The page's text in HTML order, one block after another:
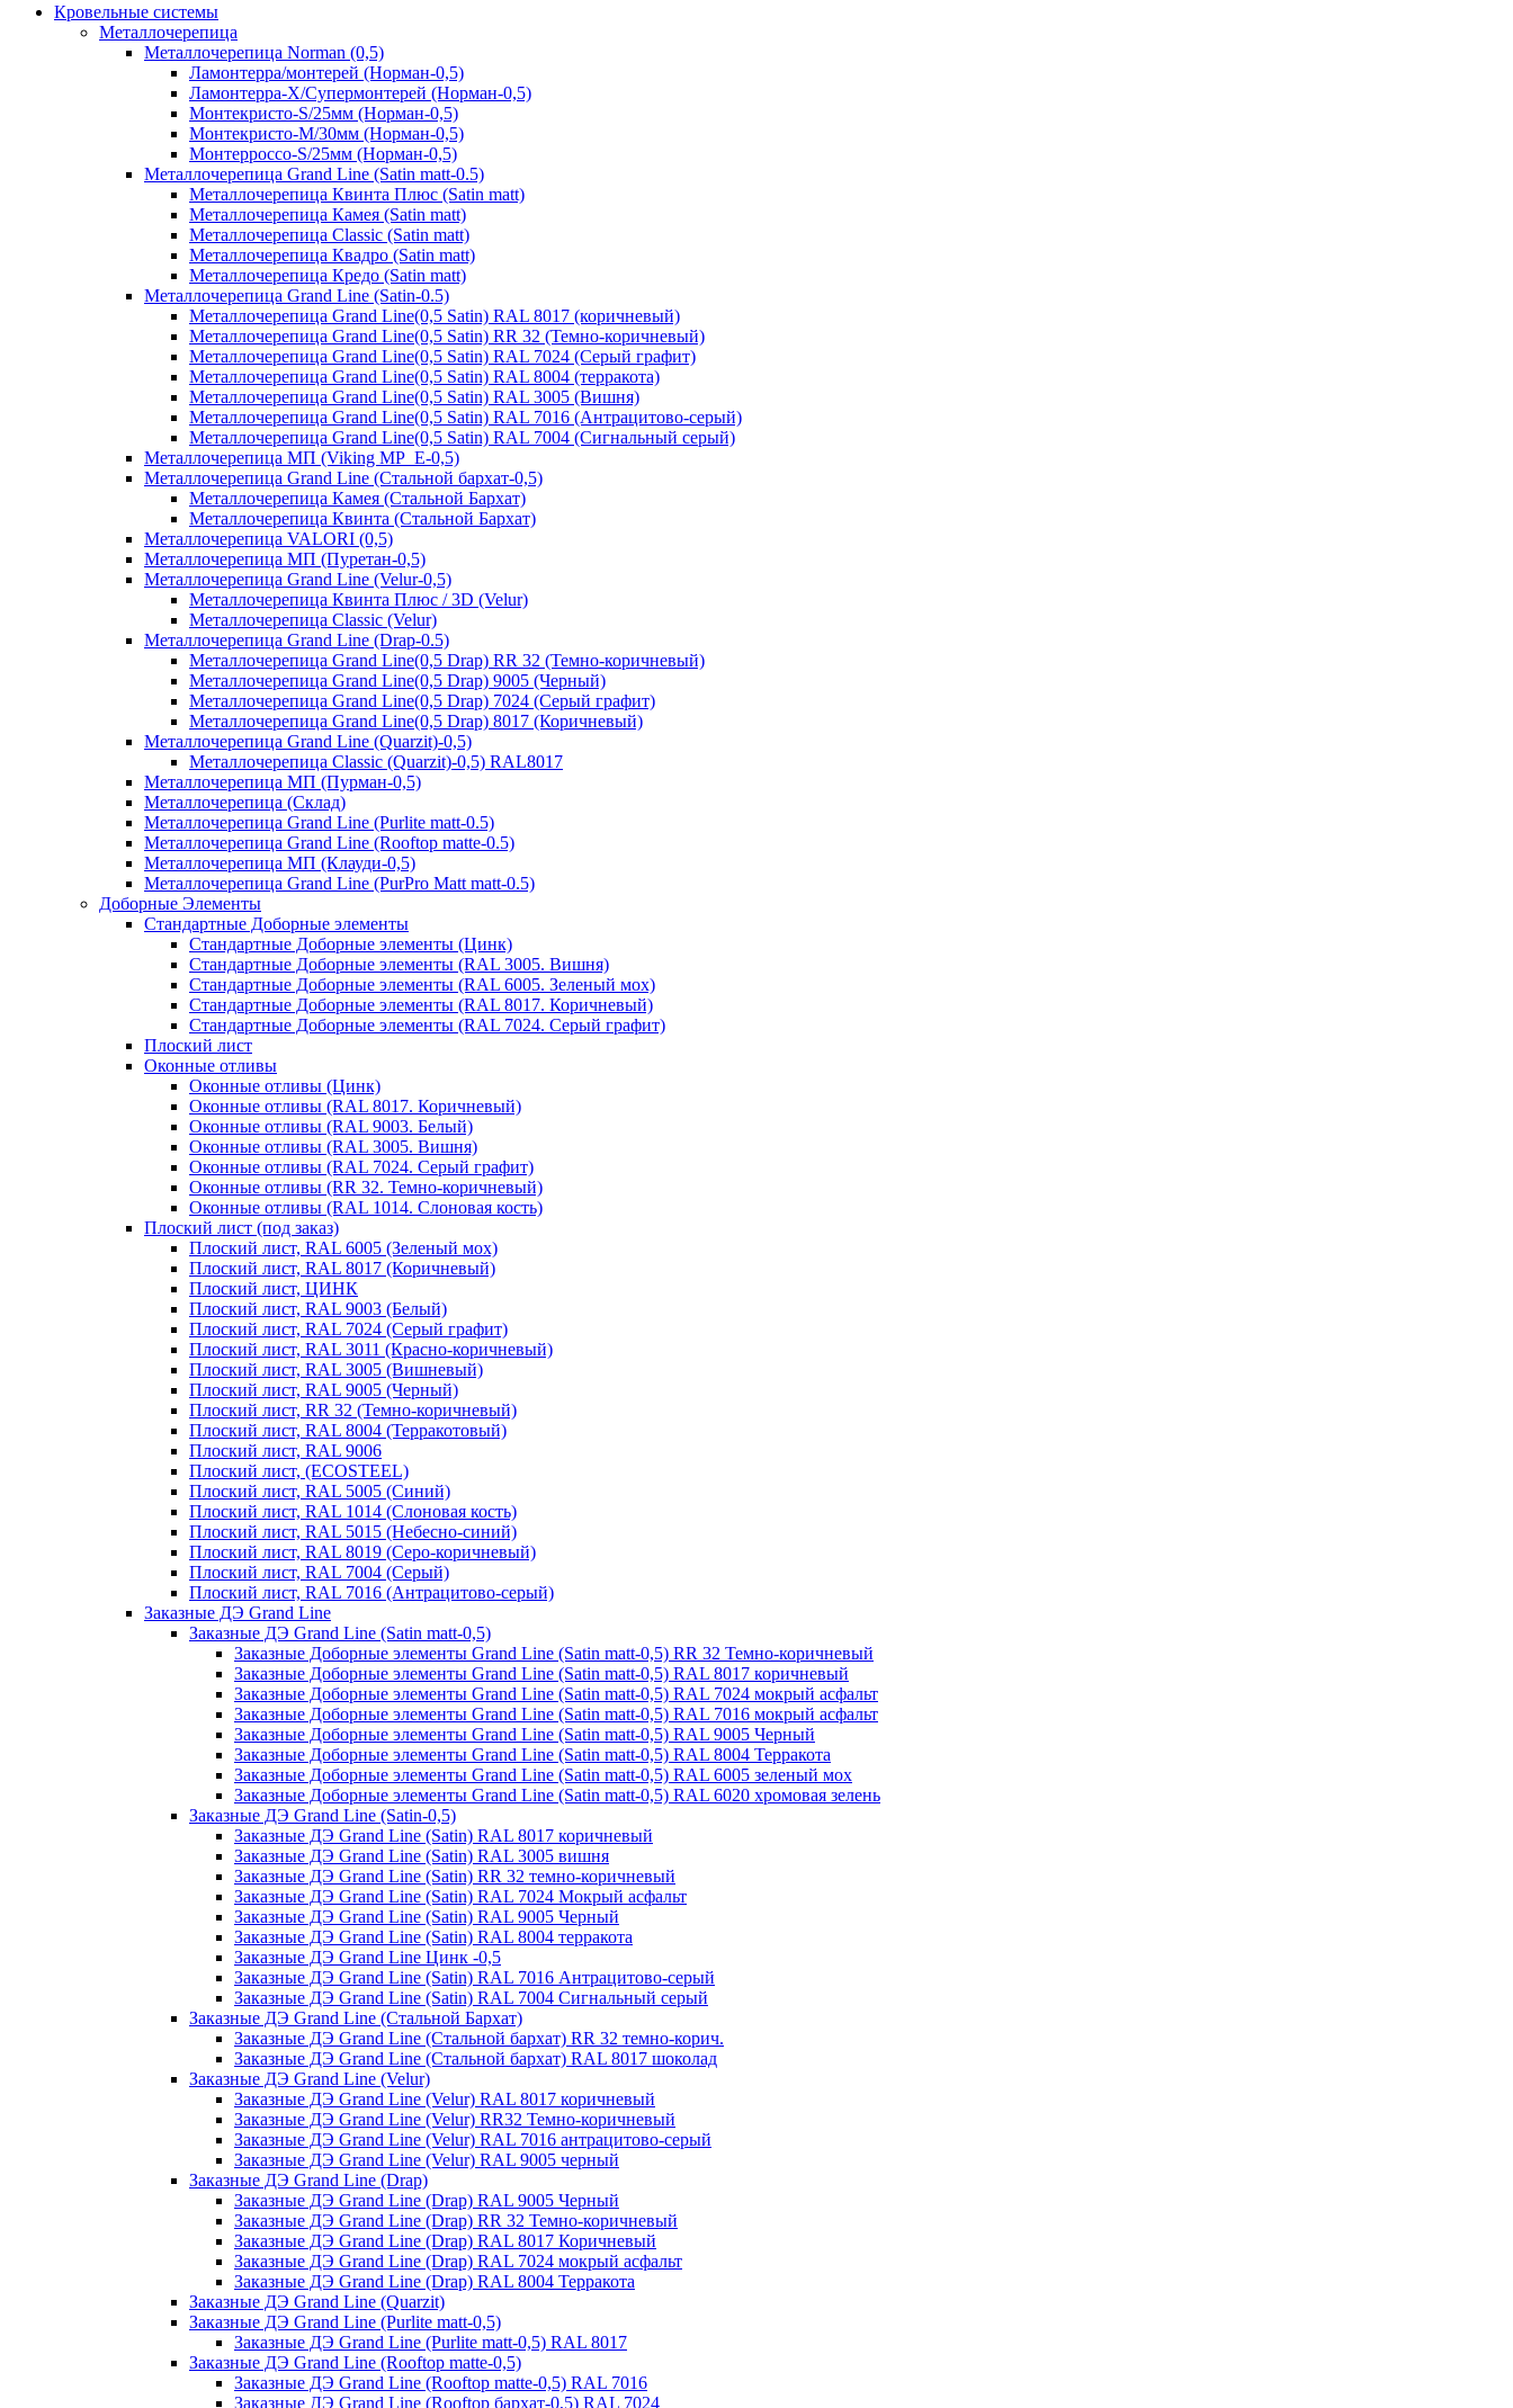
Кровельные системы
Металлочерепица
Металлочерепица Norman (0,5)
Ламонтерра/монтерей (Норман-0,5)
Ламонтерра-Х/Супермонтерей (Норман-0,5)
Монтекристо-S/25мм (Норман-0,5)
Монтекристо-M/30мм (Норман-0,5)
Монтерроссо-S/25мм (Норман-0,5)
Металлочерепица Grand Line (Satin matt-0.5)
Металлочерепица Квинта Плюс (Satin matt)
Металлочерепица Камея (Satin matt)
Металлочерепица Classic (Satin matt)
Металлочерепица Квадро (Satin matt)
Металлочерепица Кредо (Satin matt)
Металлочерепица Grand Line (Satin-0.5)
Металлочерепица Grand Line(0,5 Satin) RAL 8017 (коричневый)
Металлочерепица Grand Line(0,5 Satin) RR 32 (Темно-коричневый)
Металлочерепица Grand Line(0,5 Satin) RAL 7024 (Серый графит)
Металлочерепица Grand Line(0,5 Satin) RAL 8004 (терракота)
Металлочерепица Grand Line(0,5 Satin) RAL 3005 (Вишня)
Металлочерепица Grand Line(0,5 Satin) RAL 7016 (Антрацитово-серый)
Металлочерепица Grand Line(0,5 Satin) RAL 7004 (Сигнальный серый)
Металлочерепица МП (Viking MP_E-0,5)
Металлочерепица Grand Line (Стальной бархат-0,5)
Металлочерепица Камея (Стальной Бархат)
Металлочерепица Квинта (Стальной Бархат)
Металлочерепица VALORI (0,5)
Металлочерепица МП (Пуретан-0,5)
Металлочерепица Grand Line (Velur-0,5)
Металлочерепица Квинта Плюс / 3D (Velur)
Металлочерепица Classic (Velur)
Металлочерепица Grand Line (Drap-0.5)
Металлочерепица Grand Line(0,5 Drap) RR 32 (Темно-коричневый)
Металлочерепица Grand Line(0,5 Drap) 9005 (Черный)
Металлочерепица Grand Line(0,5 Drap) 7024 (Серый графит)
Металлочерепица Grand Line(0,5 Drap) 8017 (Коричневый)
Металлочерепица Grand Line (Quarzit)-0,5)
Металлочерепица Classic (Quarzit)-0,5) RAL8017
Металлочерепица МП (Пурман-0,5)
Металлочерепица (Склад)
Металлочерепица Grand Line (Purlite matt-0.5)
Металлочерепица Grand Line (Rooftop matte-0.5)
Металлочерепица МП (Клауди-0,5)
Металлочерепица Grand Line (PurPro Matt matt-0.5)
Доборные Элементы
Стандартные Доборные элементы
Стандартные Доборные элементы (Цинк)
Стандартные Доборные элементы (RAL 3005. Вишня)
Стандартные Доборные элементы (RAL 6005. Зеленый мох)
Стандартные Доборные элементы (RAL 8017. Коричневый)
Стандартные Доборные элементы (RAL 7024. Серый графит)
Плоский лист
Оконные отливы
Оконные отливы (Цинк)
Оконные отливы (RAL 8017. Коричневый)
Оконные отливы (RAL 9003. Белый)
Оконные отливы (RAL 3005. Вишня)
Оконные отливы (RAL 7024. Серый графит)
Оконные отливы (RR 32. Темно-коричневый)
Оконные отливы (RAL 1014. Слоновая кость)
Плоский лист (под заказ)
Плоский лист, RAL 6005 (Зеленый мох)
Плоский лист, RAL 8017 (Коричневый)
Плоский лист, ЦИНК
Плоский лист, RAL 9003 (Белый)
Плоский лист, RAL 7024 (Серый графит)
Плоский лист, RAL 3011 (Красно-коричневый)
Плоский лист, RAL 3005 (Вишневый)
Плоский лист, RAL 9005 (Черный)
Плоский лист, RR 32 (Темно-коричневый)
Плоский лист, RAL 8004 (Терракотовый)
Плоский лист, RAL 9006
Плоский лист, (ECOSTEEL)
Плоский лист, RAL 5005 (Синий)
Плоский лист, RAL 1014 (Слоновая кость)
Плоский лист, RAL 5015 (Небесно-синий)
Плоский лист, RAL 8019 (Серо-коричневый)
Плоский лист, RAL 7004 (Серый)
Плоский лист, RAL 7016 (Антрацитово-серый)
Заказные ДЭ Grand Line
Заказные ДЭ Grand Line (Satin matt-0,5)
Заказные Доборные элементы Grand Line (Satin matt-0,5) RR 32 Темно-коричневый
Заказные Доборные элементы Grand Line (Satin matt-0,5) RAL 8017 коричневый
Заказные Доборные элементы Grand Line (Satin matt-0,5) RAL 7024 мокрый асфальт
Заказные Доборные элементы Grand Line (Satin matt-0,5) RAL 7016 мокрый асфальт
Заказные Доборные элементы Grand Line (Satin matt-0,5) RAL 9005 Черный
Заказные Доборные элементы Grand Line (Satin matt-0,5) RAL 8004 Терракота
Заказные Доборные элементы Grand Line (Satin matt-0,5) RAL 6005 зеленый мох
Заказные Доборные элементы Grand Line (Satin matt-0,5) RAL 6020 хромовая зелень
Заказные ДЭ Grand Line (Satin-0,5)
Заказные ДЭ Grand Line (Satin) RAL 8017 коричневый
Заказные ДЭ Grand Line (Satin) RAL 3005 вишня
Заказные ДЭ Grand Line (Satin) RR 32 темно-коричневый
Заказные ДЭ Grand Line (Satin) RAL 7024 Мокрый асфальт
Заказные ДЭ Grand Line (Satin) RAL 9005 Черный
Заказные ДЭ Grand Line (Satin) RAL 8004 терракота
Заказные ДЭ Grand Line Цинк -0,5
Заказные ДЭ Grand Line (Satin) RAL 7016 Антрацитово-серый
Заказные ДЭ Grand Line (Satin) RAL 7004 Сигнальный серый
Заказные ДЭ Grand Line (Стальной Бархат)
Заказные ДЭ Grand Line (Стальной бархат) RR 32 темно-корич.
Заказные ДЭ Grand Line (Стальной бархат) RAL 8017 шоколад
Заказные ДЭ Grand Line (Velur)
Заказные ДЭ Grand Line (Velur) RAL 8017 коричневый
Заказные ДЭ Grand Line (Velur) RR32 Темно-коричневый
Заказные ДЭ Grand Line (Velur) RAL 7016 антрацитово-серый
Заказные ДЭ Grand Line (Velur) RAL 9005 черный
Заказные ДЭ Grand Line (Drap)
Заказные ДЭ Grand Line (Drap) RAL 9005 Черный
Заказные ДЭ Grand Line (Drap) RR 32 Темно-коричневый
Заказные ДЭ Grand Line (Drap) RAL 8017 Коричневый
Заказные ДЭ Grand Line (Drap) RAL 7024 мокрый асфальт
Заказные ДЭ Grand Line (Drap) RAL 8004 Терракота
Заказные ДЭ Grand Line (Quarzit)
Заказные ДЭ Grand Line (Purlite matt-0,5)
Заказные ДЭ Grand Line (Purlite matt-0,5) RAL 8017
Заказные ДЭ Grand Line (Rooftop matte-0,5)
Заказные ДЭ Grand Line (Rooftop matte-0,5) RAL 7016
Заказные ДЭ Grand Line (Rooftop бархат-0,5) RAL 7024